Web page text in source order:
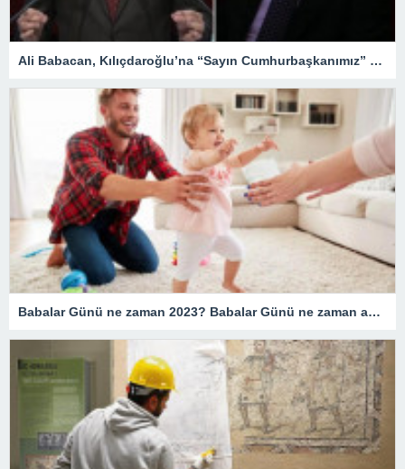
Ali Babacan, Kılıçdaroğlu’na “Sayın Cumhurbaşkanımız” dedi! Salonda alkış tufanı koptu
Babalar Günü ne zaman 2023? Babalar Günü ne zaman ayın kaçında? Babalar Günü tarihte ilk ne zaman kutlandı ne zaman resmileşti?